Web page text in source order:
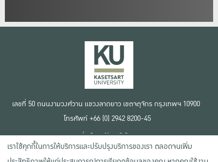
เลขที่ 50 ถนนงามวงศ์วาน แขวงลาดยาว เขตจตุจักร กรุงเทพฯ 10900
โทรศัพท์ +66 (0) 2942 8200-45
เงื่อนไขการใช้งานเว็บไซต์
ข้อตกลงด้านสิทธิ์ใช้งาน
นโยบายความเป็นส่วนตัว
เราใช้คุกกี้ในการให้บริการและปรับปรุงบริการของเรา ตลอดจนเพิ่ม